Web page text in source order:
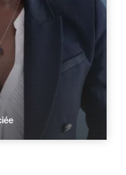
En savoir plus
actualités